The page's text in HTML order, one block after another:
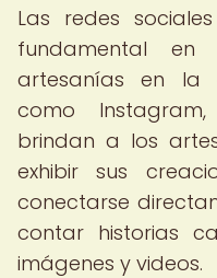
Las redes
fundamental
artesanías en la
como
brindan a los
exhibir sus
conectarse
contar historias
imágenes y videos.